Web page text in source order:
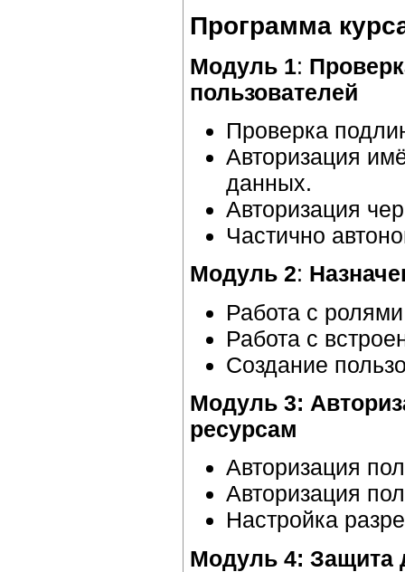
Программа
Модуль 1:
пользователей
Проверка
Авторизация
данных.
Авторизация
Частично
Модуль 2:
Работа с
Работа с
Создание
Модуль 3:
ресурсам
Авторизация
Авторизация
Настройка
Модуль 4: Защита